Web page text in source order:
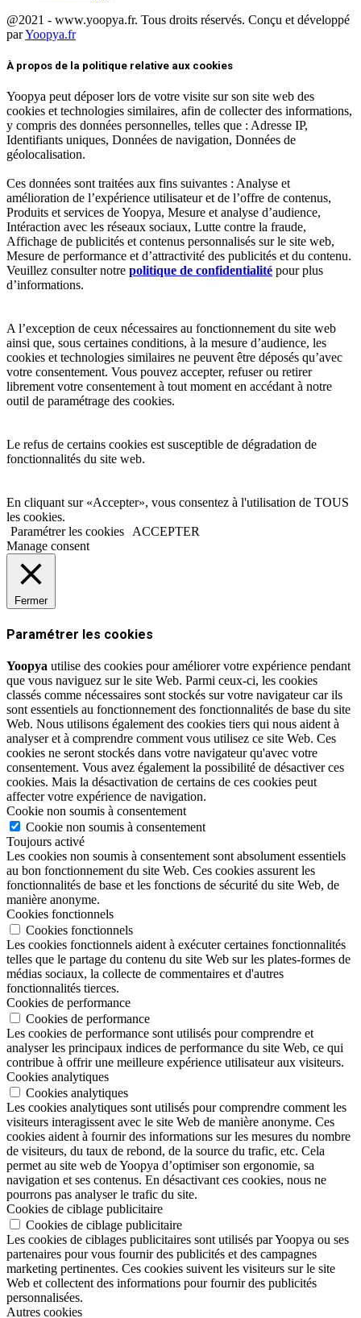
@2021 - www.yoopya.fr. Tous droits réservés. Conçu et développé
parYoopya.fr
À propos de la politique relative aux cookies
Yoopya peut déposer lors de votre visite sur son site web des
cookies et technologies similaires, afin de collecter des informations,
y compris des données personnelles, telles que : Adresse IP,
Identifiants uniques, Données de navigation, Données de
géolocalisation.
Ces données sont traitées aux fins suivantes : Analyse et
amélioration de l’expérience utilisateur et de l’offre de contenus,
Produits et services de Yoopya, Mesure et analyse d’audience,
Intéraction avec les réseaux sociaux, Lutte contre la fraude,
Affichage de publicités et contenus personnalisés sur le site web,
Mesure de performance et d’attractivité des publicités et du contenu.
Veuillez consulter notre politique de confidentialité pour plus
d’informations.
A l’exception de ceux nécessaires au fonctionnement du site web
ainsi que, sous certaines conditions, à la mesure d’audience, les
cookies et technologies similaires ne peuvent être déposés qu’avec
votre consentement. Vous pouvez accepter, refuser ou retirer
librement votre consentement à tout moment en accédant à notre
outil de paramétrage des cookies.
Le refus de certains cookies est susceptible de dégradation de
fonctionnalités du site web.
En cliquant sur «Accepter», vous consentez à l'utilisation de TOUS
les cookies.
Paramétrer les cookies
ACCEPTER
Manage consent
Fermer
Paramétrer les cookies
Yoopya utilise des cookies pour améliorer votre expérience pendant
que vous naviguez sur le site Web. Parmi ceux-ci, les cookies
classés comme nécessaires sont stockés sur votre navigateur car ils
sont essentiels au fonctionnement des fonctionnalités de base du site
Web. Nous utilisons également des cookies tiers qui nous aident à
analyser et à comprendre comment vous utilisez ce site Web. Ces
cookies ne seront stockés dans votre navigateur qu'avec votre
consentement. Vous avez également la possibilité de désactiver ces
cookies. Mais la désactivation de certains de ces cookies peut
affecter votre expérience de navigation.
Cookie non soumis à consentement
Cookie non soumis à consentement
Toujours activé
Les cookies non soumis à consentement sont absolument essentiels
au bon fonctionnement du site Web. Ces cookies assurent les
fonctionnalités de base et les fonctions de sécurité du site Web, de
manière anonyme.
Cookies fonctionnels
Cookies fonctionnels
Les cookies fonctionnels aident à exécuter certaines fonctionnalités
telles que le partage du contenu du site Web sur les plates-formes de
médias sociaux, la collecte de commentaires et d'autres
fonctionnalités tierces.
Cookies de performance
Cookies de performance
Les cookies de performance sont utilisés pour comprendre et
analyser les principaux indices de performance du site Web, ce qui
contribue à offrir une meilleure expérience utilisateur aux visiteurs.
Cookies analytiques
Cookies analytiques
Les cookies analytiques sont utilisés pour comprendre comment les
visiteurs interagissent avec le site Web de manière anonyme. Ces
cookies aident à fournir des informations sur les mesures du nombre
de visiteurs, du taux de rebond, de la source du trafic, etc. Cela
permet au site web de Yoopya d’optimiser son ergonomie, sa
navigation et ses contenus. En désactivant ces cookies, nous ne
pourrons pas analyser le trafic du site.
Cookies de ciblage publicitaire
Cookies de ciblage publicitaire
Les cookies de ciblages publicitaires sont utilisés par Yoopya ou ses
partenaires pour vous fournir des publicités et des campagnes
marketing pertinentes. Ces cookies suivent les visiteurs sur le site
Web et collectent des informations pour fournir des publicités
personnalisées.
Autres cookies